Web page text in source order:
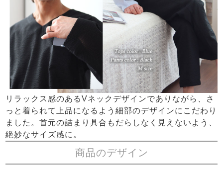
リラックス感のあるVネックデザインでありながら、さ
っと着られて上品になるよう細部のデザインにこだわり
ました。首元の詰まり具合もだらしなく見えないよう、
絶妙なサイズ感に。
商品のデザイン